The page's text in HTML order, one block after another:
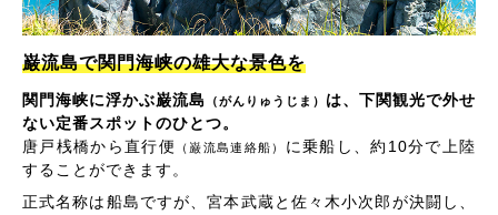
巌流島で関門海峡の雄大な景色を
関門海峡に浮かぶ巌流島 （がんりゅうじま） は、下関観光で外せ
ない定番スポットのひとつ。
唐戸桟橋から直行便
（巌流島連絡船）
に乗船し、約10分で上陸
することができます。
正式名称は船島ですが、宮本武蔵と佐々木小次郎が決闘し、